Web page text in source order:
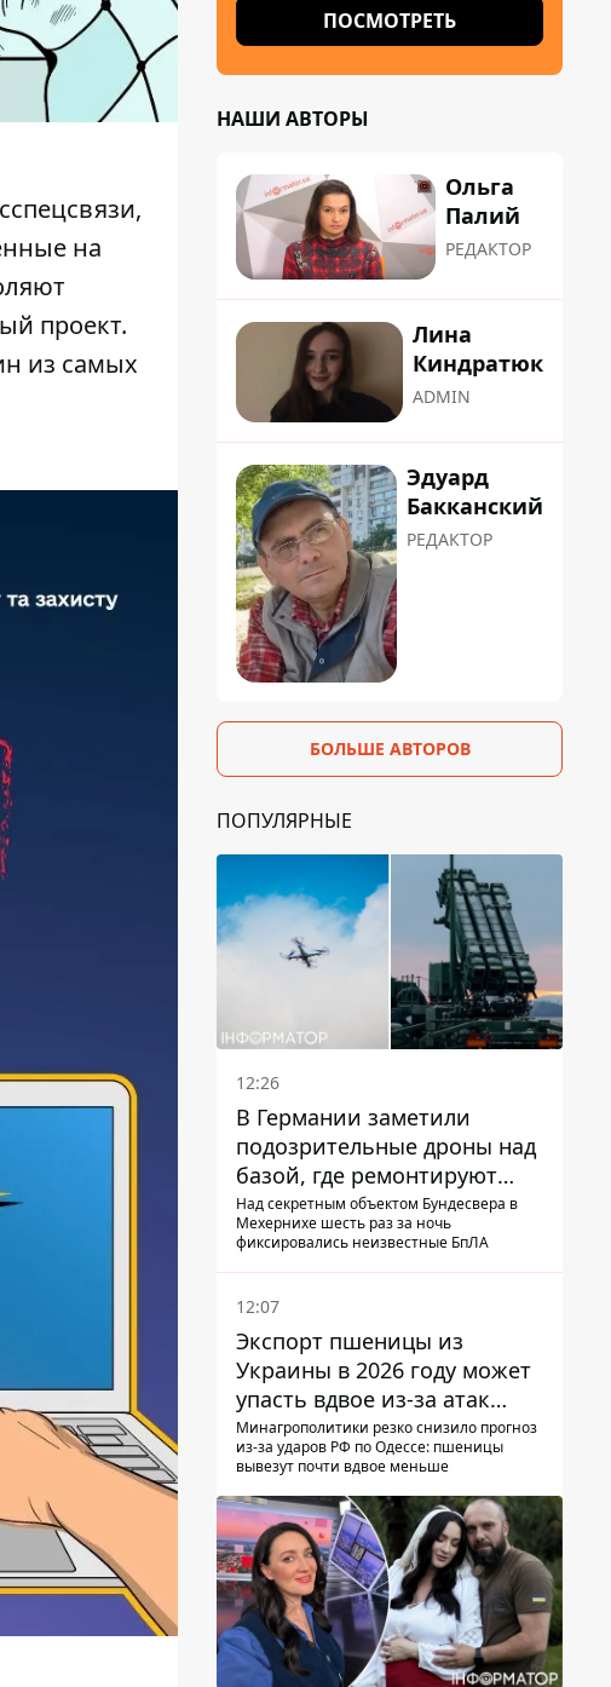
,
на
проект.
из самых
ПОСМОТРЕТЬ
НАШИ АВТОРЫ
Ольга
Палий
РЕДАКТОР
Лина
Киндратюк
ADMIN
Эдуард
Бакканский
РЕДАКТОР
БОЛЬШЕ АВТОРОВ
ПОПУЛЯРНЫЕ
12:26
В Германии заметили
подозрительные дроны над
базой, где ремонтируют
Patriot - СМИ
Над секретным объектом Бундесвера в
Мехернихе шесть раз за ночь
фиксировались неизвестные БпЛА
12:07
Экспорт пшеницы из
Украины в 2026 году может
упасть вдвое из-за атак
россиян по портам
Минагрополитики резко снизило прогноз
из-за ударов РФ по Одессе: пшеницы
вывезут почти вдвое меньше